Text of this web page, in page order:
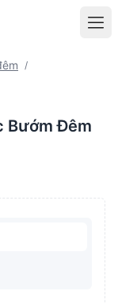
/
Bướm Đêm